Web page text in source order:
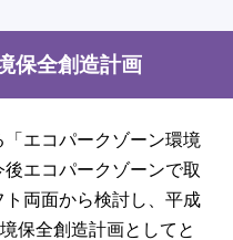
保全創造計画
エコパークゾーン環境
エコパークゾーンで取
両面から検討し、平成
保全創造計画としてと